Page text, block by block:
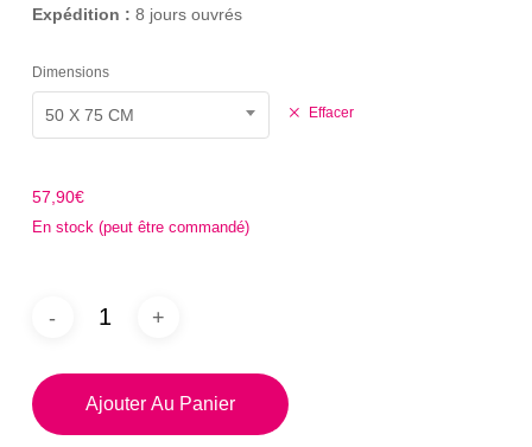
Expédition : 8 jours ouvrés
Dimensions
50 X 75 CM Effacer
57,90€
En stock (peut être commandé)
Ajouter Au Panier